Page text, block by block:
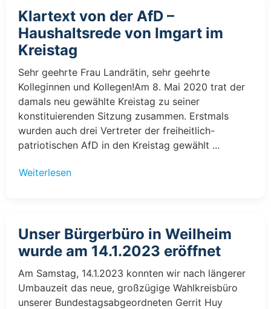
Klartext von der AfD –
Haushaltsrede von Imgart im
Kreistag
Sehr geehrte Frau Landrätin, sehr geehrte
Kolleginnen und Kollegen!Am 8. Mai 2020 trat der
damals neu gewählte Kreistag zu seiner
konstituierenden Sitzung zusammen. Erstmals
wurden auch drei Vertreter der freiheitlich-
patriotischen AfD in den Kreistag gewählt ...
Weiterlesen
Unser Bürgerbüro in Weilheim
wurde am 14.1.2023 eröffnet
Am Samstag, 14.1.2023 konnten wir nach längerer
Umbauzeit das neue, großzügige Wahlkreisbüro
unserer Bundestagsabgeordneten Gerrit Huy